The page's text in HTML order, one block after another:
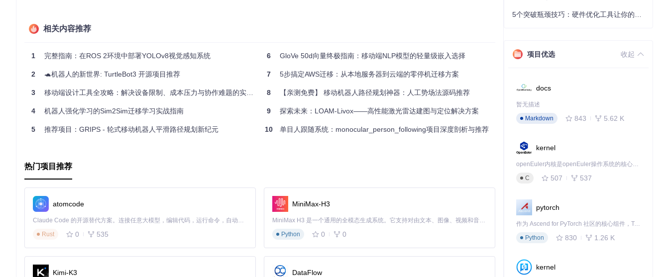
Tapster是一个创新的开源项目，它将一个物理机器人与Node.js环境相结合，实现了对移动设备的自动化操作。想象一下，这个小巧的机器人可以模拟人
类的手指，在你的手机或平板上进行点击、滑动等动作，为开发者和测试人员提供了一种全新的移动应用自动化测试工具。
2、项目技术分析
Node.js：这是一个轻量级且高效的JavaScript运行环境，用于编写控制机器人的后台逻辑。通过Node.js，开发人员可以利用其强大的异步I/O处理能力
这是一种允许Arduino与各种编程语言通信的标准协议。
项目设置过程简单明了，包括下载Arduino客户端，上传Firmata脚本，以及安装Node.js依赖项。一旦完成这些步骤，你可以通过简单的JavaScript命令如
3、项目及技术应用场景
自动化测试 ：开发者可以编写脚本来模拟用户的各种交互行为，例如点击按钮、填写表单，从而提高测试效率并减少人为错误。
相关内容推荐
1 完整指南：在ROS 2环境中部署YOLOv8视觉感知系统
2 🐢机器人的新世界: TurtleBot3 开源项目推荐
3 移动端设计工具全攻略：解决设备限制、成本压力与协作难题的实用指南
4 机器人强化学习的Sim2Sim迁移学习实战指南
5 推荐项目：GRIPS - 轮式移动机器人平滑路径规划新纪元
6 GloVe 50d向量终极指南：移动端NLP模型的轻量级嵌入选择
7 5步搞定AWS迁移：从本地服务器到云端的零停机迁移方案
8 【亲测免费】 移动机器人路径规划神器：人工势场法源码推荐
9 探索未来：LOAM-Livox——高性能激光雷达建图与定位解决方案
10 单目人跟随系统：monocular_person_following项目深度剖析与推荐
热门项目推荐
atomcode
Claude Code 的开源替代方案。连接任意大模型，编辑代码，运行命令，自动验证 — 全自动执行。用 Rust 构建，极致性能。 ｜ An open-source alternative to Claude Code. Connect any LLM, edit code, run commands, and verify changes — autonomously. Built in Rust for speed. Get Started
Rust
0 535
MiniMax-H3
MiniMax H3 是一个通用的全模态生成系统。它支持对由文本、图像、视频和音频组成的多模态上下文进行统一理解，并能生成分辨率高达 2K、时长可达 15 秒的带原生立体声音频的视频。得益于面向任务泛化的系统设计，H3 在预训练阶段就已具备广泛的多模态上下文理解与生成能力，能够出色地执行复杂的多模态指令。
Python
0 0
Kimi-K3 DataFlow
项目优选 收起
docs
暂无描述
Markdown
843 5.62 K
kernel
openEuler内核是openEuler操作系统的核心，既是系统性能与稳定性的基石，也是连接处理器、设备与服务的桥梁。
C
507 537
pytorch
作为 Ascend for PyTorch 社区的核心组件，TorchNPU 是昇腾专为 PyTorch 打造的深度学习适配插件，使 PyTorch 框架能够直接调用昇腾 NPU，为开发者提供昇腾 AI 处理器的超强算力。
Python
830 1.26 K
kernel